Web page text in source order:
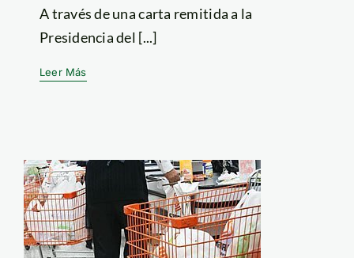
A través de una carta remitida a la
Presidencia del [...]
Leer Más